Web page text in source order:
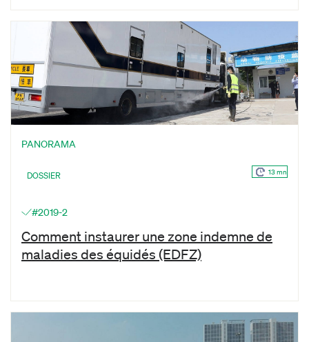
PANORAMA
DOSSIER 13 mn
#2019-2
Comment instaurer une zone indemne de
maladies des équidés (EDFZ)